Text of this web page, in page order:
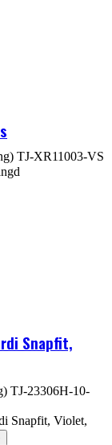
TJ-XR11003-VS
Snapfit,
TJ-23306H-10-
Snapfit, Violet,